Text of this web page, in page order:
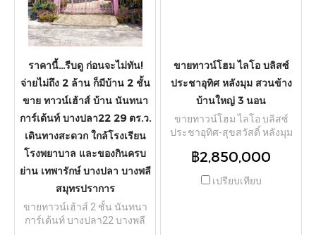
ราคานี้...รีบดู ก่อนจะไม่ทัน!
จ่ายไม่ถึง 2 ล้าน ก็มีบ้าน 2 ชั้น
ขาย ทาวน์เฮ้าส์ บ้าน นันทนา
การ์เด้นท์ บางปลา22 29 ตร.ว.
เดินทางสะดวก ใกล้โรงเรียน
โรงพยาบาล และของกินครบ
ย่าน เทพารักษ์ บางปลา บางพลี
สมุทรปราการ
ขายทาวน์เฮ้าส์ 2 ชั้น นันทนา
การ์เด้นท์ บางปลา22 บางพลี
ขายทาวน์โฮม ไลโอ บลิสซ์
ประชาอุทิศ หลังมุม สวนข้าง
บ้านใหญ่ 3 นอน
ขายทาวน์โฮม ไลโอ บลิสซ์
ประชาอุทิศ-สุขสวัสดิ์ หลังมุม
ข้างบ้านใหญ่ หลังเดียวใน
ล้าน TPI-3192
฿2,850,000
เปรียบเทียบ